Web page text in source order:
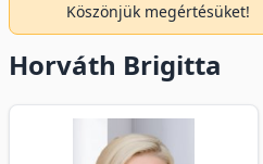
Köszönjük megértésüket!
Horváth Brigitta